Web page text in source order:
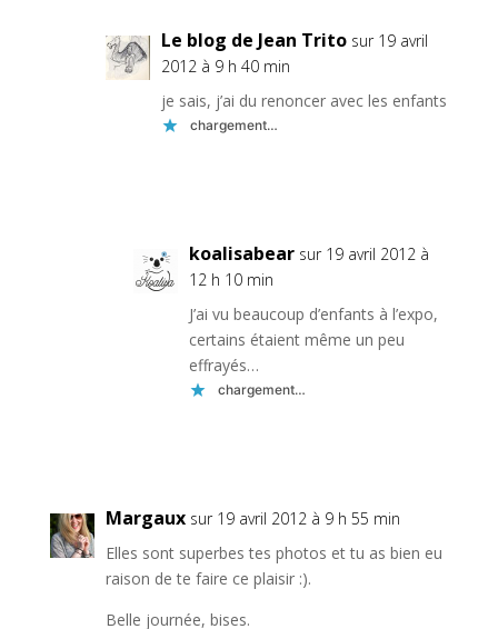
Le blog de Jean Trito sur 19 avril
2012 à 9 h 40 min
je sais, j’ai du renoncer avec les enfants
chargement…
koalisabear sur 19 avril 2012 à
12 h 10 min
J’ai vu beaucoup d’enfants à l’expo,
certains étaient même un peu
effrayés…
chargement…
Margaux sur 19 avril 2012 à 9 h 55 min
Elles sont superbes tes photos et tu as bien eu
raison de te faire ce plaisir :).
Belle journée, bises.